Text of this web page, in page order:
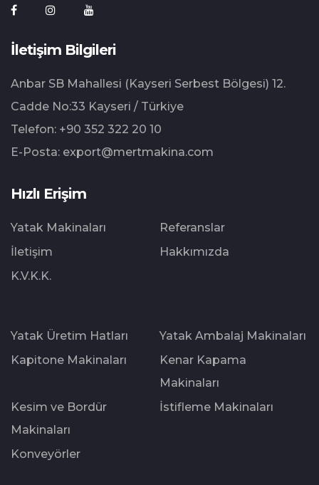
İletişim Bilgileri
Anbar SB Mahallesi (Kayseri Serbest Bölgesi) 12.⁠
⁠Cadde No:33 Kayseri / Türkiye
Telefon: +90 352 322 20 10
E-Posta: export@mertmakina.com
Hızlı Erişim
Yatak Makinaları
Referanslar
İletişim
Hakkımızda
K.V.K.K.
Yatak Üretim Hatları
Yatak Ambalaj Makinaları
Kapitone Makinaları
Kenar Kapama
Makinaları
Kesim ve Bordür
Makinaları
İstifleme Makinaları
Konveyörler